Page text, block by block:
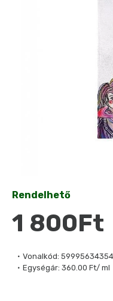
Vonalkód:
Egységár: 360.00 Ft/ ml
Rendelhető
1 800Ft